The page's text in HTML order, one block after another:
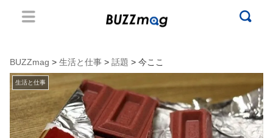
BUZZmag > 生活と仕事 > 話題 > 今ここ
生活と仕事